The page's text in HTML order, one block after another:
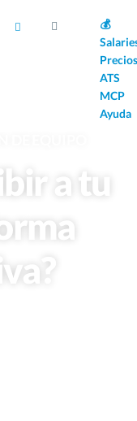
💰
Precios
ATS
MCP
Ayuda
a tu